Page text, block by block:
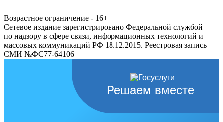
Возрастное ограничение - 16+
Сетевое издание зарегистрировано Федеральной службой
по надзору в сфере связи, информационных технологий и
массовых коммуникаций РФ 18.12.2015. Реестровая запись
СМИ №ФС77-64106
Решаем вместе